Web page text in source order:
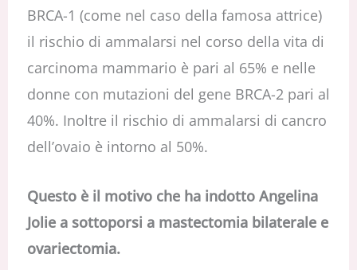
BRCA-1 (come nel caso della famosa attrice)
il rischio di ammalarsi nel corso della vita di
carcinoma mammario è pari al 65% e nelle
donne con mutazioni del gene BRCA-2 pari al
40%. Inoltre il rischio di ammalarsi di cancro
dell’ovaio è intorno al 50%.
Questo è il motivo che ha indotto Angelina
Jolie a sottoporsi a mastectomia bilaterale e
ovariectomia.